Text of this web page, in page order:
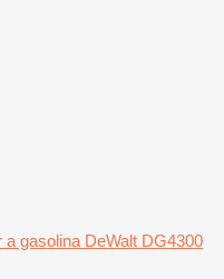
a gasolina DeWalt DG4300